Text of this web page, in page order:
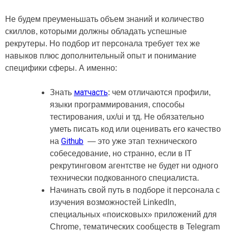
Не будем преуменьшать объем знаний и количество
скиллов, которыми должны обладать успешные
рекрутеры. Но подбор ит персонала требует тех же
навыков плюс дополнительный опыт и понимание
специфики сферы. А именно:
Знать матчасть: чем отличаются профили,
языки программирования, способы
тестирования, ux/ui и тд. Не обязательно
уметь писать код или оценивать его качество
на Github — это уже этап технического
собеседование, но странно, если в IT
рекрутинговом агентстве не будет ни одного
технически подкованного специалиста.
Начинать свой путь в подборе it персонала с
изучения возможностей LinkedIn,
специальных «поисковых» приложений для
Chrome, тематических сообществ в Telegram